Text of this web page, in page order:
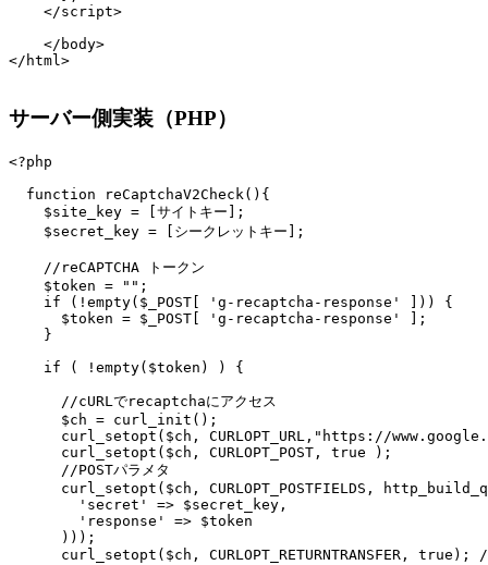
    </script>
    </body>
</html>
サーバー側実装（PHP）
<?php
  function reCaptchaV2Check(){
    $site_key = [サイトキー];
    $secret_key = [シークレットキー];
    //reCAPTCHA トークン
    $token = "";
    if (!empty($_POST[ 'g-recaptcha-response' ])) {
      $token = $_POST[ 'g-recaptcha-response' ];
    }
    if ( !empty($token) ) {
      //cURLでrecaptchaにアクセス
      $ch = curl_init();
curl_setopt($ch, CURLOPT_URL,"https://
      curl_setopt($ch, CURLOPT_POST, true );
      //POSTパラメタ
curl_setopt($ch, CURLOPT_POSTFIELDS,
        'secret' => $secret_key,
        'response' => $token
      )));
curl_setopt($ch, CURLOPT_RETURNTRANSFER, true); //